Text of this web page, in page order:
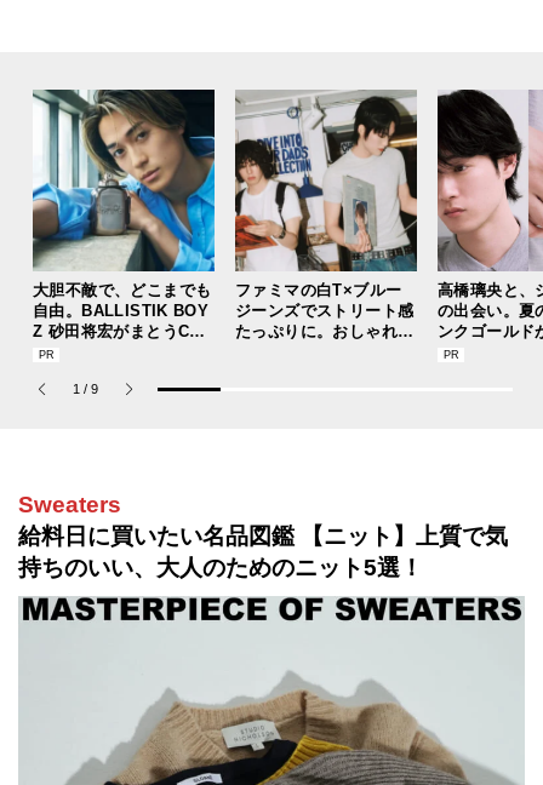
大胆不敵で、どこまでも
自由。BALLISTIK BOY
Z 砂田将宏がまとうCOA
CHの新作フレグランス
ナム パルファム」
ファミマの白T×ブルー
ジーンズでストリート感
たっぷりに。おしゃれな
高橋璃央と、
の出会い。夏
ンクゴールド
“SUMMER
1 / 9
Sweaters
給料日に買いたい名品図鑑 【ニット】上質で気
持ちのいい、大人のためのニット5選！